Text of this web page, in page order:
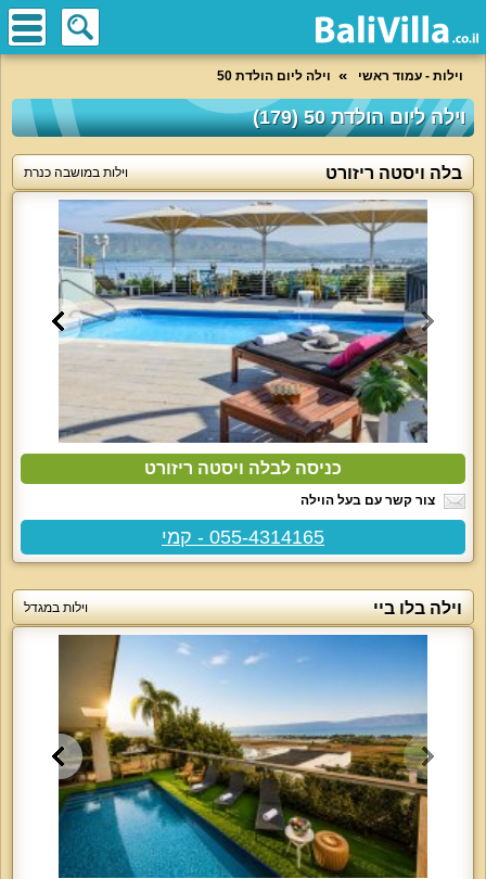
וילות - עמוד ראשי וילה ליום הולדת 50
וילה ליום הולדת 50 (179)
בלה ויסטה ריזורט וילות במושבה כנרת
כניסה לבלה ויסטה ריזורט
צור קשר עם בעל הוילה
055-4314165 - קמי
וילה בלו ביי וילות במגדל